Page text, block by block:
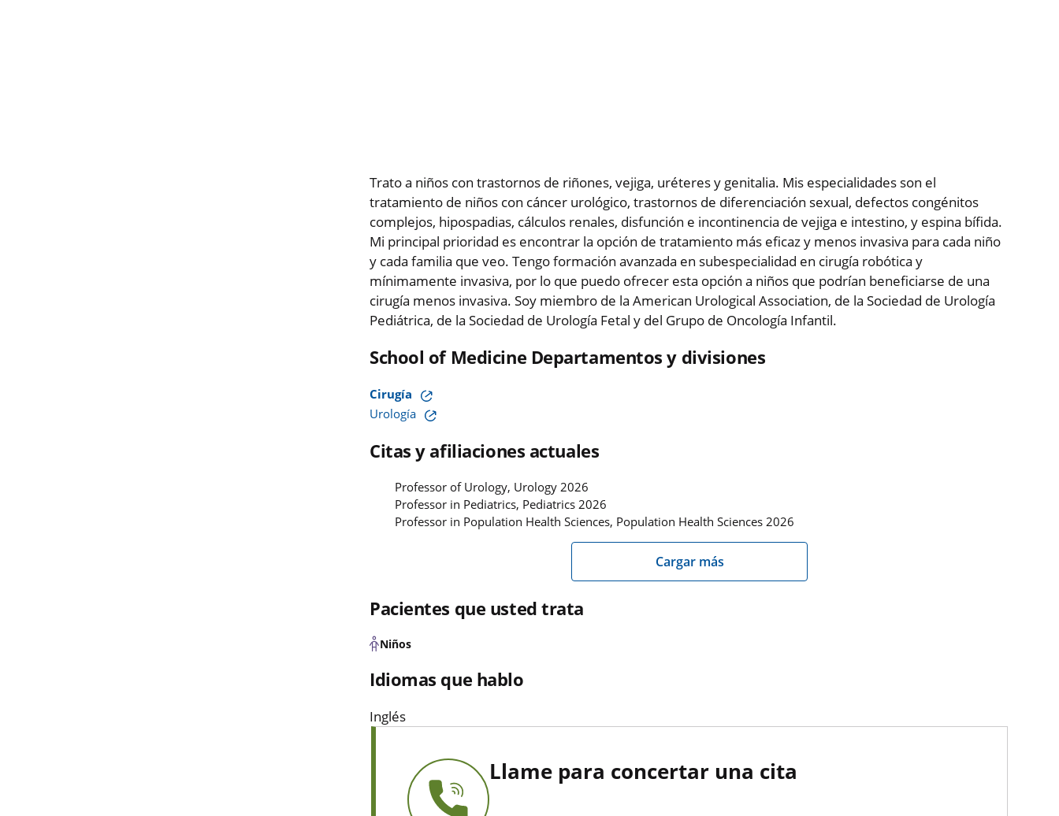
Trato a niños con trastornos de riñones, vejiga, uréteres y genitalia. Mis especialidades son el
tratamiento de niños con cáncer urológico, trastornos de diferenciación sexual, defectos congénitos
complejos, hipospadias, cálculos renales, disfunción e incontinencia de vejiga e intestino, y espina bífida.
Mi principal prioridad es encontrar la opción de tratamiento más eficaz y menos invasiva para cada niño
y cada familia que veo. Tengo formación avanzada en subespecialidad en cirugía robótica y
mínimamente invasiva, por lo que puedo ofrecer esta opción a niños que podrían beneficiarse de una
cirugía menos invasiva. Soy miembro de la American Urological Association, de la Sociedad de Urología
Pediátrica, de la Sociedad de Urología Fetal y del Grupo de Oncología Infantil.
School of Medicine Departamentos y divisiones
Cirugía
Urología
Citas y afiliaciones actuales
Professor of Urology, Urology 2026
Professor in Pediatrics, Pediatrics 2026
Professor in Population Health Sciences, Population Health Sciences 2026
Cargar más
Pacientes que usted trata
Niños
Idiomas que hablo
Inglés
Llame para concertar una cita